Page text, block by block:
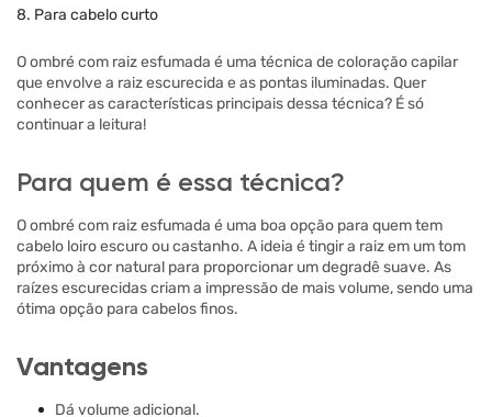
8. Para cabelo curto
O ombré com raiz esfumada é uma técnica de coloração capilar
que envolve a raiz escurecida e as pontas iluminadas. Quer
conhecer as características principais dessa técnica? É só
continuar a leitura!
Para quem é essa técnica?
O ombré com raiz esfumada é uma boa opção para quem tem
cabelo loiro escuro ou castanho. A ideia é tingir a raiz em um tom
próximo à cor natural para proporcionar um degradê suave. As
raízes escurecidas criam a impressão de mais volume, sendo uma
ótima opção para cabelos finos.
Vantagens
Dá volume adicional.